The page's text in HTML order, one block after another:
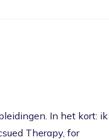
In het kort: ik
Therapy, for